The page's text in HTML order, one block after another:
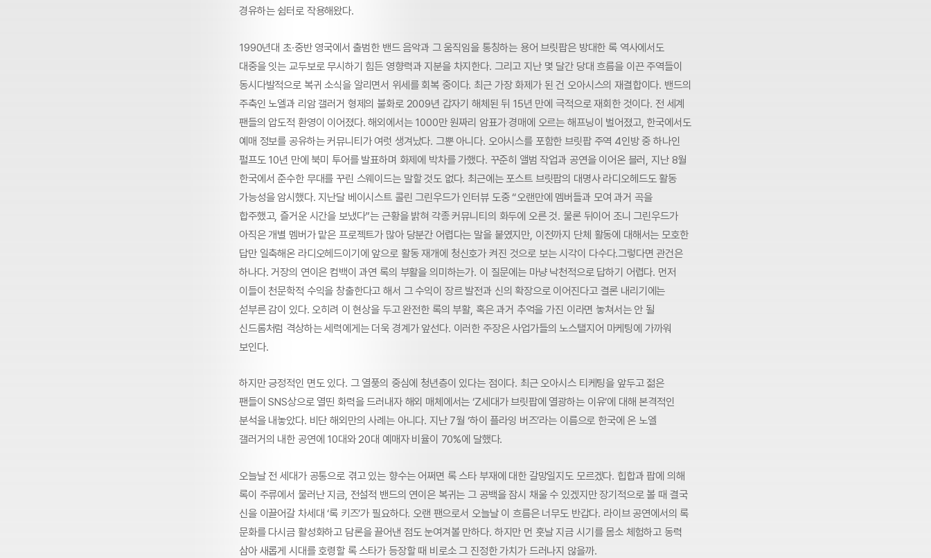
경유하는 쉼터로 작용해왔다.
1990년대 초·중반 영국에서 출범한 밴드 음악과 그 움직임을 통칭하는 용어 브릿팝은 방대한 록 역사에서도
대중을 잇는 교두보로 무시하기 힘든 영향력과 지분을 차지한다. 그리고 지난 몇 달간 당대 흐름을 이끈 주역들이
동시다발적으로 복귀 소식을 알리면서 위세를 회복 중이다. 최근 가장 화제가 된 건 오아시스의 재결합이다. 밴드의
주축인 노엘과 리암 갤러거 형제의 불화로 2009년 갑자기 해체된 뒤 15년 만에 극적으로 재회한 것이다. 전 세계
팬들의 압도적 환영이 이어졌다. 해외에서는 1000만 원짜리 암표가 경매에 오르는 해프닝이 벌어졌고, 한국에서도
예매 정보를 공유하는 커뮤니티가 여럿 생겨났다. 그뿐 아니다. 오아시스를 포함한 브릿팝 주역 4인방 중 하나인
펄프도 10년 만에 북미 투어를 발표하며 화제에 박차를 가했다. 꾸준히 앨범 작업과 공연을 이어온 블러, 지난 8월
한국에서 준수한 무대를 꾸린 스웨이드는 말할 것도 없다. 최근에는 포스트 브릿팝의 대명사 라디오헤드도 활동
가능성을 암시했다. 지난달 베이시스트 콜린 그린우드가 인터뷰 도중 “오랜만에 멤버들과 모여 과거 곡을
합주했고, 즐거운 시간을 보냈다”는 근황을 밝혀 각종 커뮤니티의 화두에 오른 것. 물론 뒤이어 조니 그린우드가
아직은 개별 멤버가 맡은 프로젝트가 많아 당분간 어렵다는 말을 붙였지만, 이전까지 단체 활동에 대해서는 모호한
답만 일축해온 라디오헤드이기에 앞으로 활동 재개에 청신호가 켜진 것으로 보는 시각이 다수다.그렇다면 관건은
하나다. 거장의 연이은 컴백이 과연 록의 부활을 의미하는가. 이 질문에는 마냥 낙천적으로 답하기 어렵다. 먼저
이들이 천문학적 수익을 창출한다고 해서 그 수익이 장르 발전과 신의 확장으로 이어진다고 결론 내리기에는
섣부른 감이 있다. 오히려 이 현상을 두고 완전한 록의 부활, 혹은 과거 추억을 가진 이라면 놓쳐서는 안 될
신드롬처럼 격상하는 세력에게는 더욱 경계가 앞선다. 이러한 주장은 사업가들의 노스탤지어 마케팅에 가까워
보인다.
하지만 긍정적인 면도 있다. 그 열풍의 중심에 청년층이 있다는 점이다. 최근 오아시스 티케팅을 앞두고 젊은
팬들이 SNS상으로 열띤 화력을 드러내자 해외 매체에서는 ‘Z세대가 브릿팝에 열광하는 이유’에 대해 본격적인
분석을 내놓았다. 비단 해외만의 사례는 아니다. 지난 7월 ‘하이 플라잉 버즈’라는 이름으로 한국에 온 노엘
갤러거의 내한 공연에 10대와 20대 예매자 비율이 70%에 달했다.
오늘날 전 세대가 공통으로 겪고 있는 향수는 어쩌면 록 스타 부재에 대한 갈망일지도 모르겠다. 힙합과 팝에 의해
록이 주류에서 물러난 지금, 전설적 밴드의 연이은 복귀는 그 공백을 잠시 채울 수 있겠지만 장기적으로 볼 때 결국
신을 이끌어갈 차세대 ‘록 키즈’가 필요하다. 오랜 팬으로서 오늘날 이 흐름은 너무도 반갑다. 라이브 공연에서의 록
문화를 다시금 활성화하고 담론을 끌어낸 점도 눈여겨볼 만하다. 하지만 먼 훗날 지금 시기를 몸소 체험하고 동력
삼아 새롭게 시대를 호령할 록 스타가 등장할 때 비로소 그 진정한 가치가 드러나지 않을까.